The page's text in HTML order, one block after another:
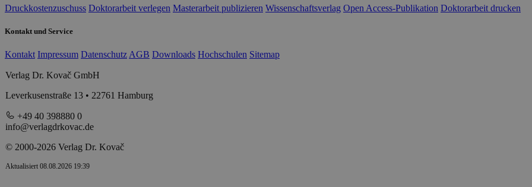
Druckkostenzuschuss Doktorarbeit verlegen Masterarbeit publizieren Wissenschaftsverlag Open Access-Publikation Doktorarbeit drucken
Kontakt und Service
Kontakt Impressum Datenschutz AGB Downloads Hochschulen Sitemap
Verlag Dr. Kovač GmbH
Leverkusenstraße 13 • 22761 Hamburg
+49 40 398880 0
info@verlagdrkovac.de
© 2000-2026 Verlag Dr. Kovač
Aktualisiert 08.08.2026 19:39